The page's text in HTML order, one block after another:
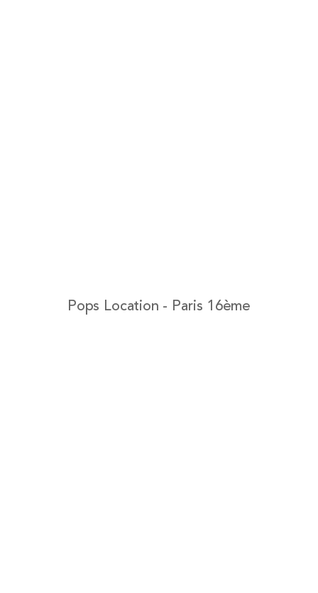
Pops Location - Paris 16ème